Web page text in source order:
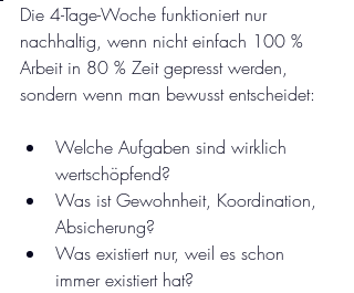
Die 4-Tage-Woche funktioniert nur
nachhaltig, wenn nicht einfach 100 %
Arbeit in 80 % Zeit gepresst werden,
sondern wenn man bewusst entscheidet:
Welche Aufgaben sind wirklich
wertschöpfend?
Was ist Gewohnheit, Koordination,
Absicherung?
Was existiert nur, weil es schon
immer existiert hat?